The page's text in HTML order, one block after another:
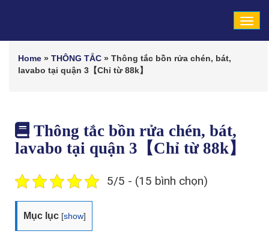
Home » THÔNG TẮC » Thông tắc bồn rửa chén, bát,
lavabo tại quận 3【Chỉ từ 88k】
Thông tắc bồn rửa chén, bát,
lavabo tại quận 3【Chỉ từ 88k】
5/5 - (15 bình chọn)
Mục lục [show]